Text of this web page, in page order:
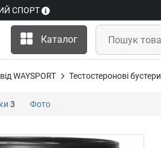
СПОРТ
Каталог
WAYSPORT Тестостеронові бустери
3 Фото